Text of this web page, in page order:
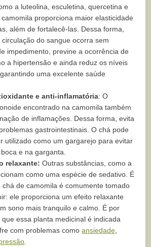
a luteolina, esculetina, quercetina e
proporciona maior elasticidade
além de fortalecê-las. Dessa forma,
do sangue ocorra sem
impedimento, previne a ocorrência de
a hipertensão e ainda reduz os níveis
uma excelente saúde
e anti-inflamatória: O
encontrado na camomila também
de inflamações. Dessa forma, evita
gastrointestinais. O chá pode
utilizado como um gargarejo para evitar
e na garganta.
relaxante: Outras substâncias, como a
como uma espécie de sedativo. É
chá de camomila é comumente tomado
ele proporciona um efeito relaxante
sono mais tranquilo e calmo. É por
essa planta medicinal é indicada
com problemas comoansiedade